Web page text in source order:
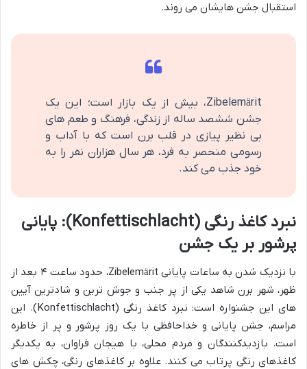
استقبال جشن هایشان می روند.
Zibelemärit، بیش از یک بازار است؛ این یک
جشن ششصد ساله از زندگی، فرهنگ و طعم های
بی نظیر پیازی در قلب برن است که با آداب و
رسومی منحصر به فرد، هر سال هزاران نفر را به
خود جذب می کند.
نبرد کاغذ رنگی (Konfettischlacht): پایانی
پرشور بر یک جشن
با نزدیک شدن به ساعات پایانی Zibelemärit، حدود ساعت ۴ بعد از
ظهر، شهر برن شاهد یکی از پر جنب و جوش ترین و شادترین آیین
های این جشنواره است: نبرد کاغذ رنگی (Konfettischlacht). این
مراسم، جشن پایانی و خداحافظی با یک روز پرشور و پر از خاطره
است. بازدیدکنندگان و مردم محلی، با هیجان فراوان، به یکدیگر
کاغذهای رنگی پرتاب می کنند. علاوه بر کاغذهای رنگی، چکش های